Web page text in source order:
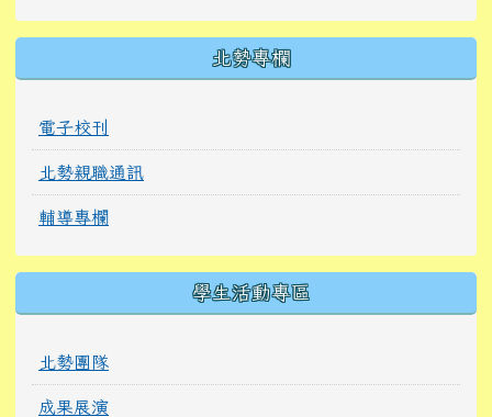
北勢專欄
電子校刊
北勢親職通訊
輔導專欄
學生活動專區
北勢團隊
成果展演